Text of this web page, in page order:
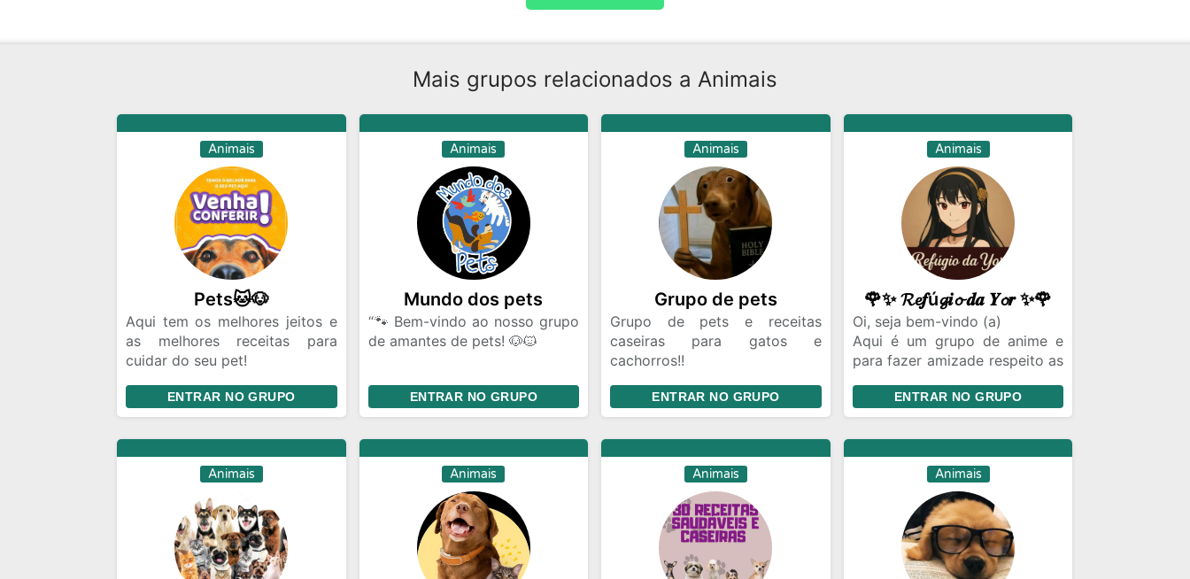
Mais grupos relacionados a Animais
Animais
Pets🐱🐶
Aqui tem os melhores jeitos e
as melhores receitas para
cuidar do seu pet!
seu pet merece isso, afinal são
nossos amores de 4 patas! 💕
ENTRAR NO GRUPO
Animais
Mundo dos pets
“🐾 Bem-vindo ao nosso grupo
de amantes de pets! 🐶🐱
- Compartilhar dicas e
conselhos sobre cuidados com
pets 🐾
- Perguntar e responder
dúvidas sobre saúde e bem-
estar animal 🐾
- Mostrar fotos e vídeos dos
seus pets fofos! 🐾📸
- Encontrar produtos e
serviços para pets 🐾🛍️
ENTRAR NO GRUPO
Animais
Grupo de pets
Grupo de pets e receitas
caseiras para gatos e
cachorros!!
melhor!!!🐕🐶🐾🐱
O melhor grupo de todos🐈🐈🐈
🐱😍🔥
ENTRAR NO GRUPO
Animais
🌹✨ 𝓡𝓮𝒇ú𝓰𝒊𝓸 𝒅𝒂 𝒀𝓸𝒓 ✨🌹
Oi, seja bem-vindo (a)
Aqui é um grupo de anime e
para fazer amizade respeito as
Obrigado por respeitar e entre
na comunidade lá tem vários
grupos legais e dos seus
gostos
ENTRAR NO GRUPO
Animais Animais Animais Animais